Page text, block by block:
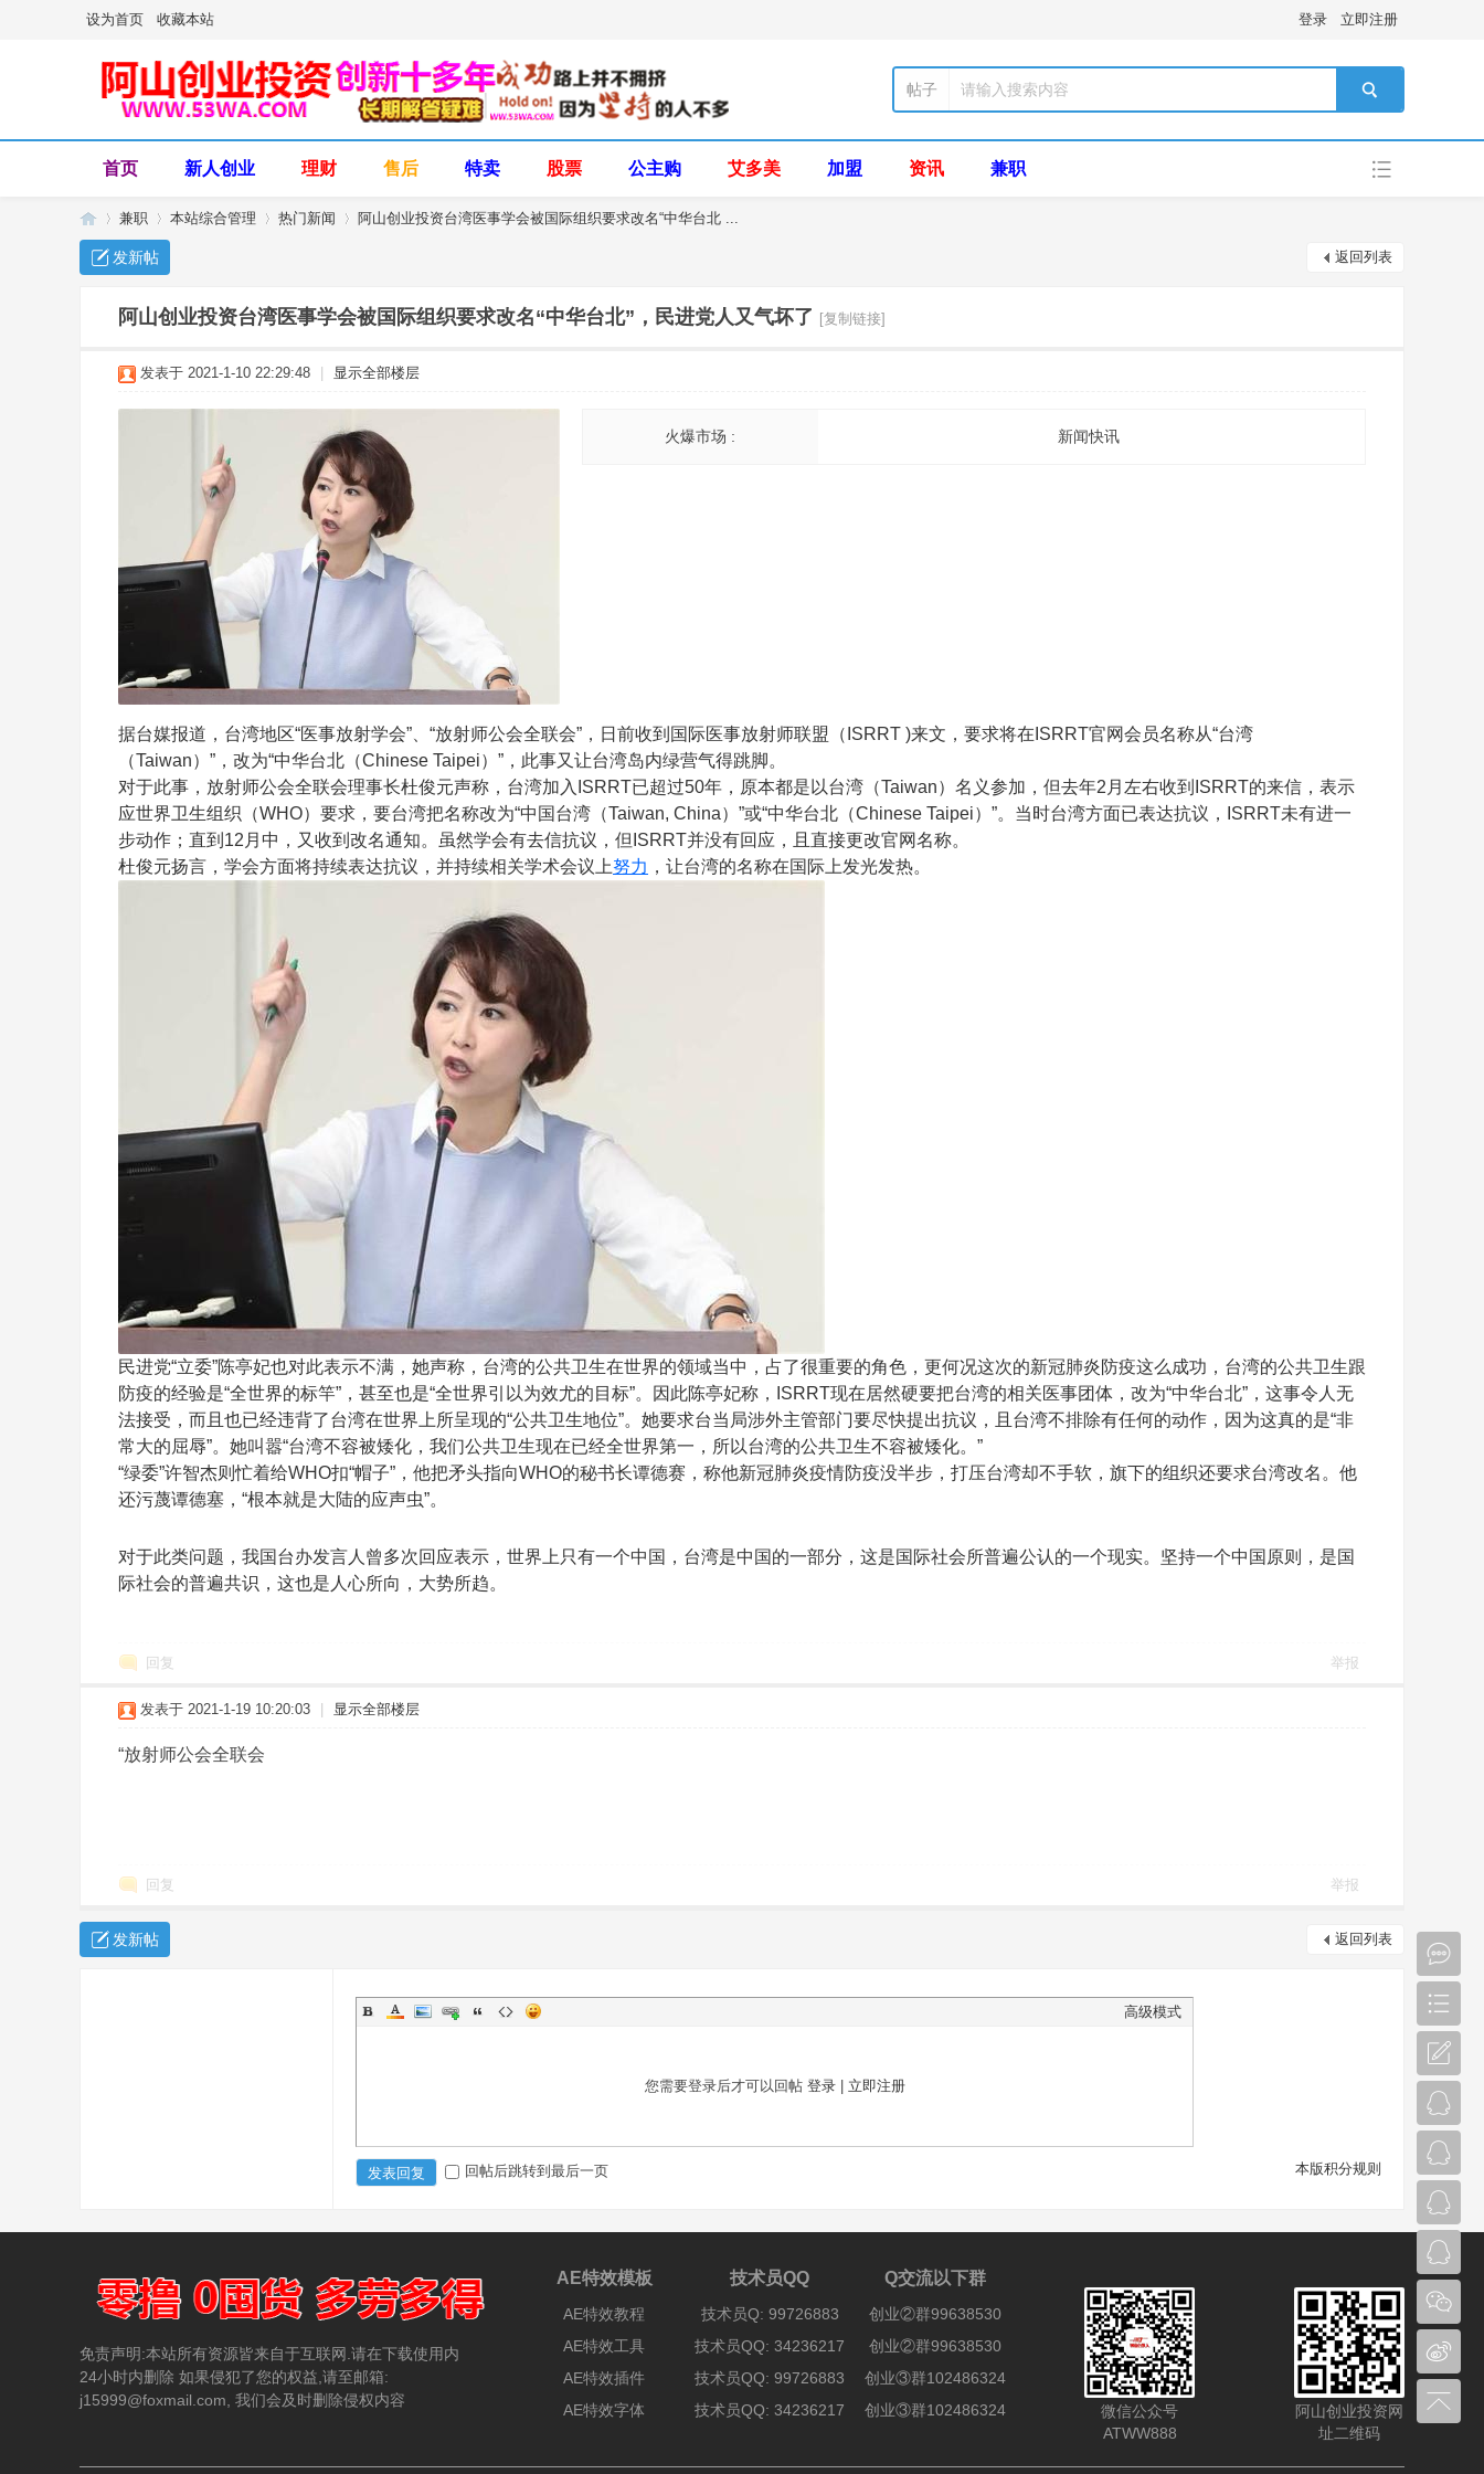
设为首页 收藏本站 登录 立即注册
帖子
首页 新人创业 理财 售后 特卖 股票 公主购 艾多美 加盟 资讯 兼职
兼职
›
本站综合管理
›
热门新闻
›
阿山创业投资台湾医事学会被国际组织要求改名“中华台北 ...
返回列表
发新帖
阿山创业投资台湾医事学会被国际组织要求改名“中华台北”，民进党人又气坏了 [复制链接]
发表于 2021-1-10 22:29:48 显示全部楼层
火爆市场 : 新闻快讯
据台媒报道，台湾地区“医事放射学会”、“放射师公会全联会”，日前收到国际医事放射师联盟（ISRRT )来文，要求将在ISRRT官网会员名称从“台湾
（Taiwan）”，改为“中华台北（Chinese Taipei）”，此事又让台湾岛内绿营气得跳脚。
对于此事，放射师公会全联会理事长杜俊元声称，台湾加入ISRRT已超过50年，原本都是以台湾（Taiwan）名义参加，但去年2月左右收到ISRRT的来信，表示
应世界卫生组织（WHO）要求，要台湾把名称改为“中国台湾（Taiwan, China）”或“中华台北（Chinese Taipei）”。当时台湾方面已表达抗议，ISRRT未有进一
步动作；直到12月中，又收到改名通知。虽然学会有去信抗议，但ISRRT并没有回应，且直接更改官网名称。
杜俊元扬言，学会方面将持续表达抗议，并持续相关学术会议上努力 ，让台湾的名称在国际上发光发热。
民进党“立委”陈亭妃也对此表示不满，她声称，台湾的公共卫生在世界的领域当中，占了很重要的角色，更何况这次的新冠肺炎防疫这么成功，台湾的公共卫生跟
防疫的经验是“全世界的标竿”，甚至也是“全世界引以为效尤的目标”。因此陈亭妃称，ISRRT现在居然硬要把台湾的相关医事团体，改为“中华台北”，这事令人无
法接受，而且也已经违背了台湾在世界上所呈现的“公共卫生地位”。她要求台当局涉外主管部门要尽快提出抗议，且台湾不排除有任何的动作，因为这真的是“非
常大的屈辱”。她叫嚣“台湾不容被矮化，我们公共卫生现在已经全世界第一，所以台湾的公共卫生不容被矮化。”
“绿委”许智杰则忙着给WHO扣“帽子”，他把矛头指向WHO的秘书长谭德赛，称他新冠肺炎疫情防疫没半步，打压台湾却不手软，旗下的组织还要求台湾改名。他
还污蔑谭德塞，“根本就是大陆的应声虫”。
对于此类问题，我国台办发言人曾多次回应表示，世界上只有一个中国，台湾是中国的一部分，这是国际社会所普遍公认的一个现实。坚持一个中国原则，是国
际社会的普遍共识，这也是人心所向，大势所趋。
回复 举报
发表于 2021-1-19 10:20:03 显示全部楼层
“放射师公会全联会
回复 举报
返回列表
发新帖
高级模式
您需要登录后才可以回帖 登录| 立即注册
本版积分规则
发表回复 回帖后跳转到最后一页
免责声明:本站所有资源皆来自于互联网.请在下载使用内
24小时内删除 如果侵犯了您的权益,请至邮箱:
j15999@foxmail.com, 我们会及时删除侵权内容
AE特效模板
AE特效教程
AE特效工具
AE特效插件
AE特效字体
技术员QQ
技术员Q: 99726883
技术员QQ: 34236217
技术员QQ: 99726883
技术员QQ: 34236217
Q交流以下群
创业②群99638530
创业②群99638530
创业③群102486324
创业③群102486324
阿山创业投资网
址二维码
微信公众号
ATWW888